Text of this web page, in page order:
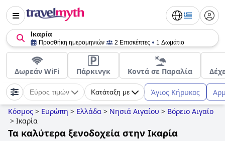
Ικαρία
Προσθήκη ημερομηνιών 2 Επισκέπτες 1 Δωμάτιο
Δωρεάν WiFi Πάρκινγκ Κοντά σε Παραλία
Εύρος τιμών Κατάταξη με Άγιος Κήρυκος
Κόσμος > Ευρώπη > Ελλάδα > Νησιά Αιγαίου > Βόρειο Αιγαίο
> Ικαρία
Τα καλύτερα ξενοδοχεία στην Ικαρία